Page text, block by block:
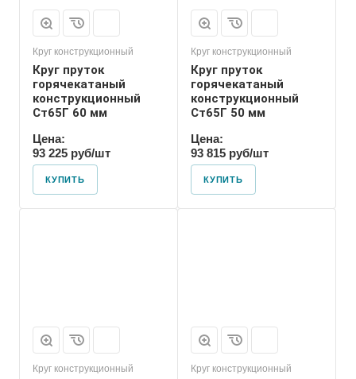
Круг конструкционный
Круг пруток
горячекатаный
конструкционный
Ст65Г 60 мм
Цена:
93 225 руб/шт
КУПИТЬ
Круг конструкционный
Круг пруток
горячекатаный
конструкционный
Ст65Г 50 мм
Цена:
93 815 руб/шт
КУПИТЬ
Круг конструкционный Круг конструкционный